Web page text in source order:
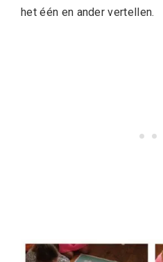
het één en ander vertellen.